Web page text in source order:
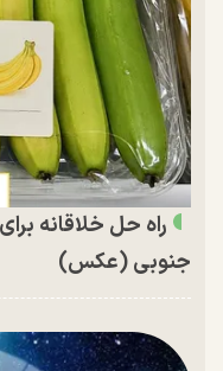
راه حل خلاقانه
جنوبی (عکس)